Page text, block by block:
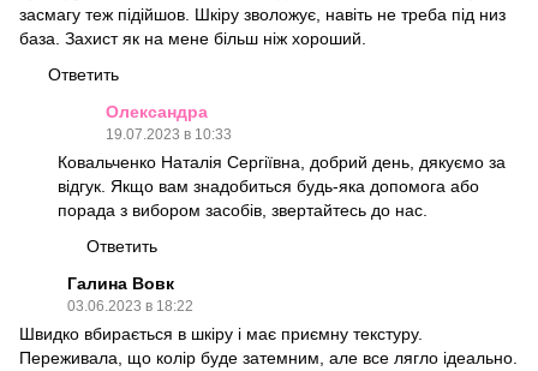
засмагу теж підійшов. Шкіру зволожує, навіть не треба під низ
база. Захист як на мене більш ніж хороший.
Ответить
Олександра
19.07.2023 в 10:33
Ковальченко Наталія Сергіївна, добрий день, дякуємо за
відгук. Якщо вам знадобиться будь-яка допомога або
порада з вибором засобів, звертайтесь до нас.
Ответить
Галина Вовк
03.06.2023 в 18:22
Швидко вбирається в шкіру і має приємну текстуру.
Переживала, що колір буде затемним, але все лягло ідеально.